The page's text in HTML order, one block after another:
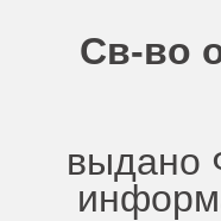
Св-во
выдано